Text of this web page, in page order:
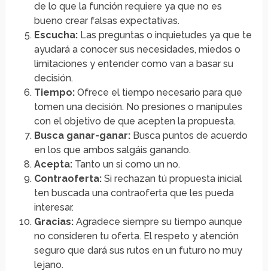
de lo que la función requiere ya que no es
bueno crear falsas expectativas.
Escucha: Las preguntas o inquietudes ya que te
ayudará a conocer sus necesidades, miedos o
limitaciones y entender como van a basar su
decisión.
Tiempo:Ofrece el tiempo necesario para que
tomen una decisión. No presiones o manipules
con el objetivo de que acepten la propuesta.
Busca ganar-ganar:Busca puntos de acuerdo
en los que ambos salgáis ganando.
Acepta:Tanto un si como un no.
Contraoferta:Si rechazan tú propuesta inicial
ten buscada una contraoferta que les pueda
interesar.
Gracias:Agradece siempre su tiempo aunque
no consideren tu oferta. El respeto y atención
seguro que dará sus rutos en un futuro no muy
lejano.